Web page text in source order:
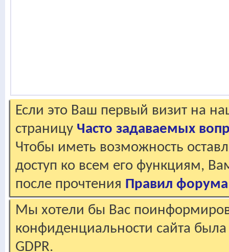
Если это Ваш первый визит на
страницу Часто задаваемых
Чтобы иметь возможность
доступ ко всем его функциям,
после прочтения Правил форума
Мы хотели бы Вас
конфиденциальности сайта
GDPR.